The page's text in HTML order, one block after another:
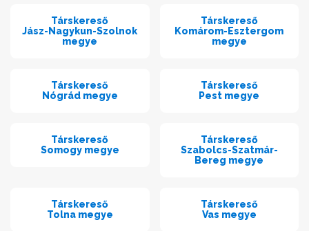
Társkereső
Jász-Nagykun-Szolnok
megye
Társkereső
Komárom-Esztergom
megye
Társkereső
Nógrád megye
Társkereső
Pest megye
Társkereső
Somogy megye
Társkereső
Szabolcs-Szatmár-
Bereg megye
Társkereső
Tolna megye
Társkereső
Vas megye